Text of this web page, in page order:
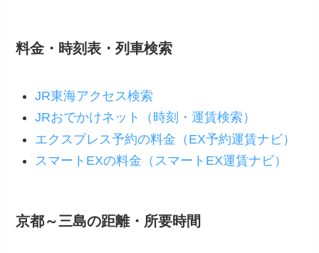
料金・時刻表・列車検索
JR東海アクセス検索
JRおでかけネット（時刻・運賃検索）
エクスプレス予約の料金（EX予約運賃ナビ）
スマートEXの料金（スマートEX運賃ナビ）
京都～三島の距離・所要時間